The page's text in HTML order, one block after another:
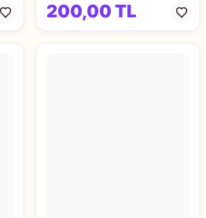
200,00 TL